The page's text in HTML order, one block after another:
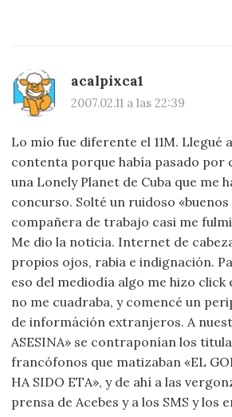
acalpixca1
2007.02.11 a las 22:39
Lo mío fue diferente el 11M. Llegué
contenta porque había pasado
una Lonely Planet de Cuba que me
concurso. Solté un ruidoso «buenos
compañera de trabajo casi me
Me dio la noticia. Internet de
propios ojos, rabia e indignación.
eso del mediodía algo me hizo click
no me cuadraba, y comencé un
de információn extranjeros. A
ASESINA» se contraponían los
francófonos que matizaban «EL
HA SIDO ETA», y de ahí a las
prensa de Acebes y a los SMS y